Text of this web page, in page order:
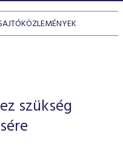
bevezetését
szükség